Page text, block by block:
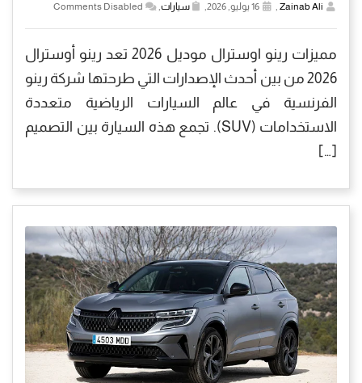
Zainab Ali
, سيارات,
Comments Disabled
مميزات رينو اوسترال موديل 2026 تعد رينو أوسترال
2026 من بين أحدث الإصدارات التي طرحتها شركة رينو
الفرنسية في عالم السيارات الرياضية متعددة
الاستخدامات (SUV). تجمع هذه السيارة بين التصميم
[…]